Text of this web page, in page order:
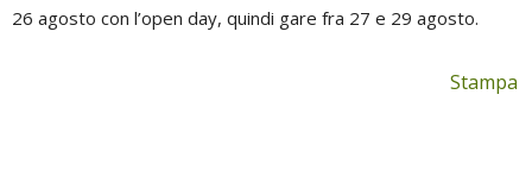
26 agosto con l’open day, quindi gare fra 27 e 29 agosto.
Stampa